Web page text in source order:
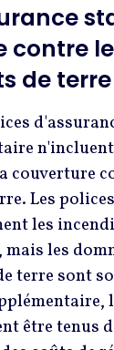
contre
de terre
couverture
Les
les
mais les
terre sont
être tenus